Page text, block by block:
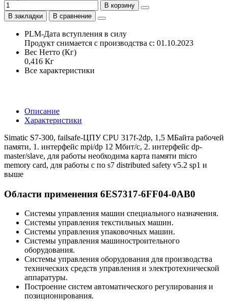
В корзину
В закладки
В сравнение
PLM-Дата вступления в силу
Продукт снимается с производства с: 01.10.2023
Вес Нетто (Кг)
0,416 Кг
Все характеристики
Описание
Характеристики
Simatic S7-300, failsafe-ЦПУ CPU 317f-2dp, 1,5 МБайта рабочей
памяти, 1. интерфейс mpi/dp 12 Мбит/с, 2. интерфейс dp-
master/slave, для работы необходима карта памяти micro
memory card, для работы с по s7 distributed safety v5.2 sp1 и
выше
Области применения 6ES7317-6FF04-0AB0
Системы управления машин специального назначения.
Системы управления текстильных машин.
Системы управления упаковочных машин.
Системы управления машиностроительного
оборудования.
Системы управления оборудования для производства
технических средств управления и электротехнической
аппаратуры.
Построение систем автоматического регулирования и
позиционирования.